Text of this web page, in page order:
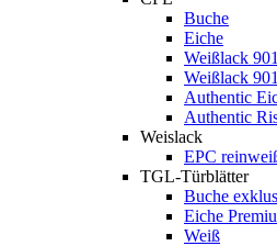
Buche
Eiche
Weißlack
Weißlack
Authentic
Authentic
Weislack
EPC
TGL-Türblätter
Buche
Eiche
Weiß